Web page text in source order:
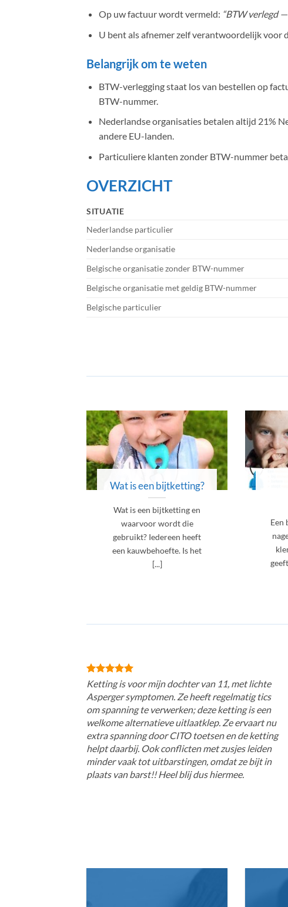
Op uw factuur wordt vermeld: “BTW verlegd
U bent als afnemer zelf verantwoordelijk voor
Belangrijk om te weten
BTW-verlegging staat los van bestellen op
BTW-nummer.
Nederlandse organisaties betalen altijd 21%
andere EU-landen.
Particuliere klanten zonder BTW-nummer
OVERZICHT
SITUATIE
Nederlandse particulier
Nederlandse organisatie
Belgische organisatie zonder BTW-nummer
Belgische organisatie met geldig BTW-nummer
Belgische particulier
Wat is een bijtketting?
Wat is een bijtketting en
waarvoor wordt die
gebruikt? Iedereen heeft
een kauwbehoefte. Is het
[...]
Een
Ketting is voor mijn dochter van 11, met lichte
Asperger symptomen. Ze heeft regelmatig tics
om spanning te verwerken; deze ketting is een
welkome alternatieve uitlaatklep. Ze ervaart nu
extra spanning door CITO toetsen en de ketting
helpt daarbij. Ook conflicten met zusjes leiden
minder vaak tot uitbarstingen, omdat ze bijt in
plaats van barst!! Heel blij dus hiermee.